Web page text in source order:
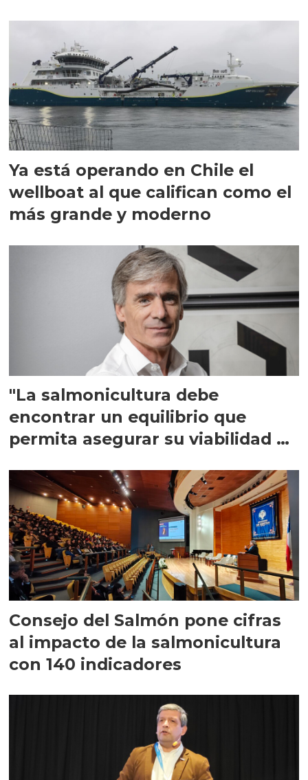
Ya está operando en Chile el
wellboat al que califican como el
más grande y moderno
"La salmonicultura debe
encontrar un equilibrio que
permita asegurar su viabilidad de
Consejo del Salmón pone cifras
al impacto de la salmonicultura
con 140 indicadores